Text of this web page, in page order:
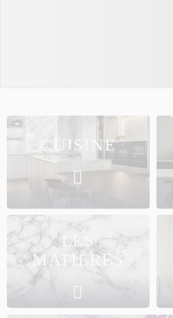
CUISINE
LES
MATIÈRES